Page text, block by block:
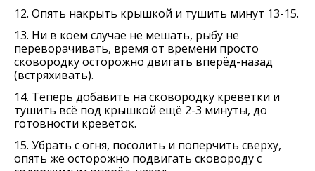
12. Опять накрыть крышкой и тушить минут 13-15.
13. Ни в коем случае не мешать, рыбу не
переворачивать, время от времени просто
сковородку осторожно двигать вперёд-назад
(встряхивать).
14. Теперь добавить на сковородку креветки и
тушить всё под крышкой ещё 2-3 минуты, до
готовности креветок.
15. Убрать с огня, посолить и поперчить сверху,
опять же осторожно подвигать сковороду с